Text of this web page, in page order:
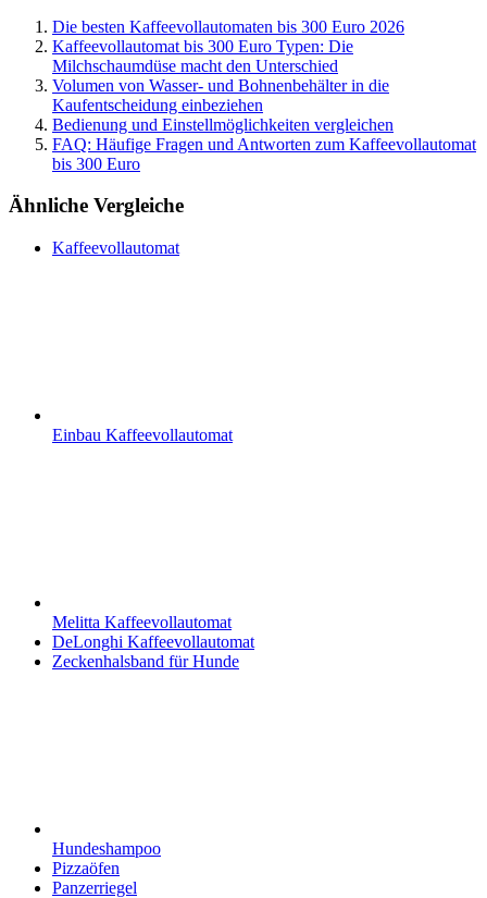
Die besten Kaffeevollautomaten bis 300 Euro 2026
Kaffeevollautomat bis 300 Euro Typen: Die
Milchschaumdüse macht den Unterschied
Volumen von Wasser- und Bohnenbehälter in die
Kaufentscheidung einbeziehen
Bedienung und Einstellmöglichkeiten vergleichen
FAQ: Häufige Fragen und Antworten zum Kaffeevollautomat
bis 300 Euro
Ähnliche Vergleiche
Kaffeevollautomat
Einbau Kaffeevollautomat
Melitta Kaffeevollautomat
DeLonghi Kaffeevollautomat
Zeckenhalsband für Hunde
Hundeshampoo
Pizzaöfen
Panzerriegel